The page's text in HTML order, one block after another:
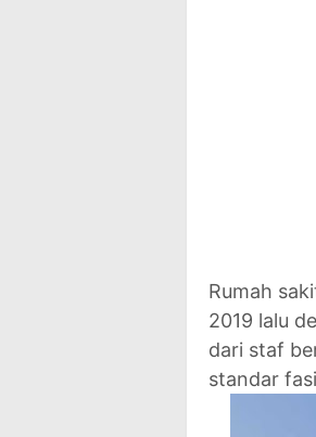
Rumah
2019 lalu
dari staf
standar